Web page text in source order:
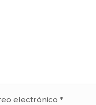
electrónico*